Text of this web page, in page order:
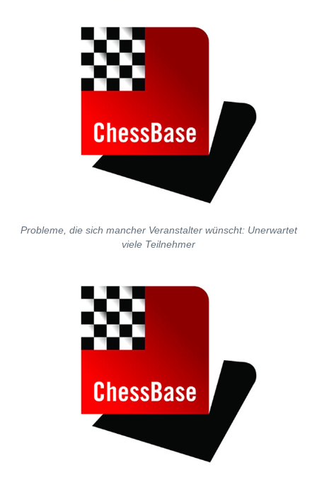
Probleme, die sich mancher Veranstalter wünscht: Unerwartet
viele Teilnehmer